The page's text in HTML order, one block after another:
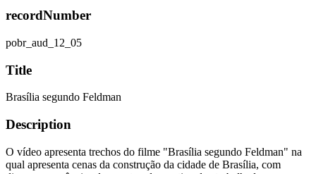
recordNumber
pobr_aud_12_05
Title
Brasília segundo Feldman
Description
O vídeo apresenta trechos do filme "Brasília segundo Feldman" na
qual apresenta cenas da construção da cidade de Brasília, com